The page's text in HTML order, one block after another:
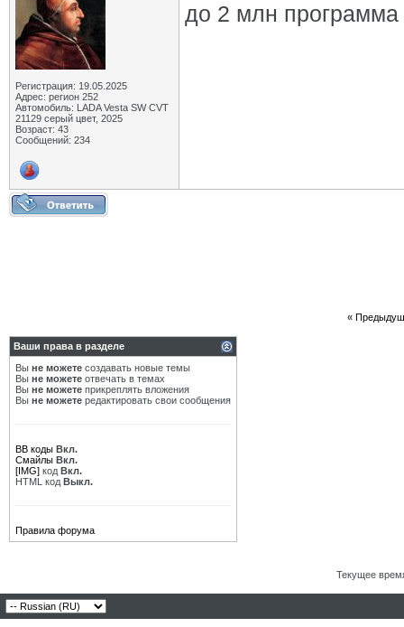
Регистрация: 19.05.2025
Адрес: регион 252
Автомобиль: LADA Vesta SW CVT
21129 серый цвет, 2025
Возраст: 43
Сообщений: 234
до 2 млн программа
«
Ваши права в разделе
Вы не можете создавать новые темы
Вы не можете отвечать в темах
Вы не можете прикреплять вложения
Вы не можете редактировать свои сообщения
BB коды Вкл.
Смайлы Вкл.
[IMG] код Вкл.
HTML код Выкл.
Правила форума
Текущее